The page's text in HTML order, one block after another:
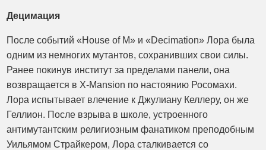
Децимация
После событий «House of M» и «Decimation» Лора была
одним из немногих мутантов, сохранивших свои силы.
Ранее покинув институт за пределами панели, она
возвращается в X-Mansion по настоянию Росомахи.
Лора испытывает влечение к Джулиану Келлеру, он же
Геллион. После взрыва в школе, устроенного
антимутантским религиозным фанатиком преподобным
Уильямом Страйкером, Лора сталкивается со